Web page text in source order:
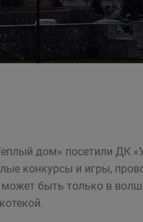
дом» посетили ДК
конкурсы и игры,
быть только в